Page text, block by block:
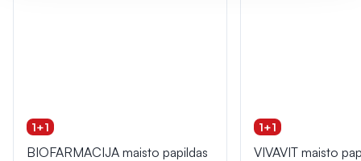
1+1
BIOFARMACIJA maisto papildas
1+1
VIVAVIT maisto